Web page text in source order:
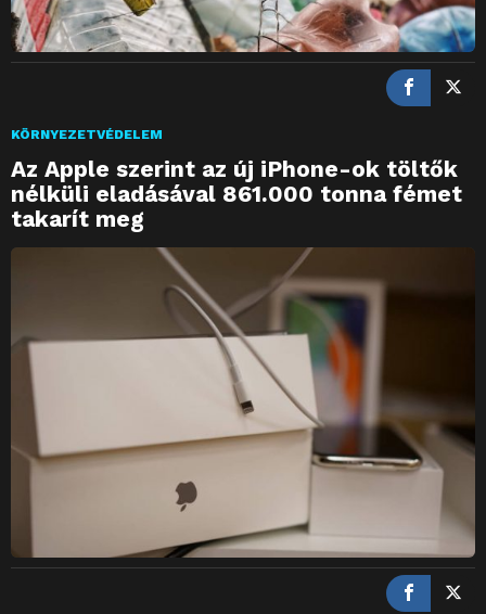
KÖRNYEZETVÉDELEM
Az Apple szerint az új iPhone-ok töltők
nélküli eladásával 861.000 tonna fémet
takarít meg